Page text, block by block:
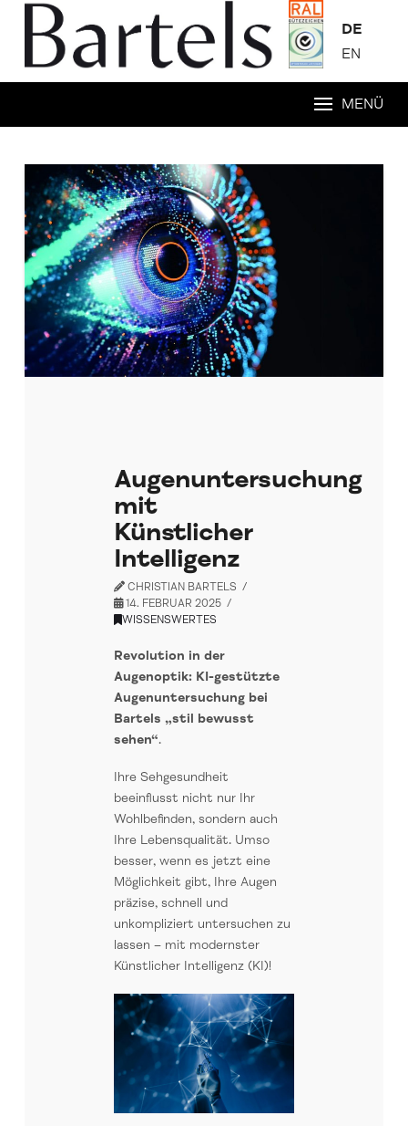
DE
EN
MENÜ
Augenuntersuchung
mit
Künstlicher
Intelligenz
CHRISTIAN BARTELS
14. FEBRUAR 2025
WISSENSWERTES
Revolution in der
Augenoptik: KI-gestützte
Augenuntersuchung bei
Bartels „stil bewusst
sehen“.
Ihre Sehgesundheit
beeinflusst nicht nur Ihr
Wohlbefinden, sondern auch
Ihre Lebensqualität. Umso
besser, wenn es jetzt eine
Möglichkeit gibt, Ihre Augen
präzise, schnell und
unkompliziert untersuchen zu
lassen – mit modernster
Künstlicher Intelligenz (KI)!